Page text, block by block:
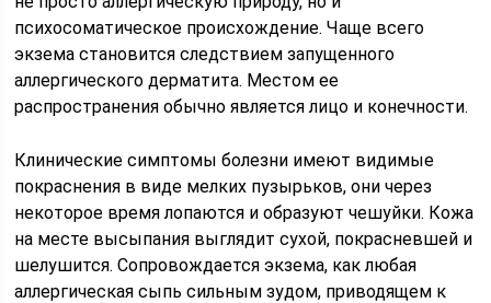
психосоматическое происхождение. Чаще всего
экзема становится следствием запущенного
аллергического дерматита. Местом ее
распространения обычно является лицо и конечности.
Клинические симптомы болезни имеют видимые
покраснения в виде мелких пузырьков, они через
некоторое время лопаются и образуют чешуйки. Кожа
на месте высыпания выглядит сухой, покрасневшей и
шелушится. Сопровождается экзема, как любая
аллергическая сыпь сильным зудом, приводящем к